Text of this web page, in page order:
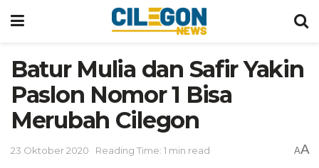
Batur Mulia dan Safir Yakin
Paslon Nomor 1 Bisa
Merubah Cilegon
23 Oktober 2020 Reading Time: 1 min read AA